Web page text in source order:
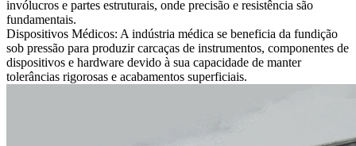
invólucros e partes estruturais, onde precisão e resistência são
fundamentais.
Dispositivos Médicos: A indústria médica se beneficia da fundição
sob pressão para produzir carcaças de instrumentos, componentes de
dispositivos e hardware devido à sua capacidade de manter
tolerâncias rigorosas e acabamentos superficiais.